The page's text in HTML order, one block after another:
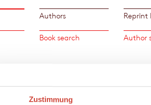
Zustimmung
Authors Reprint
Book search Author